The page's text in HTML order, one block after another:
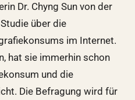
Dr. Chyng Sun von der
über die
im Internet.
hat sie immerhin schon
und die
Die Befragung wird für